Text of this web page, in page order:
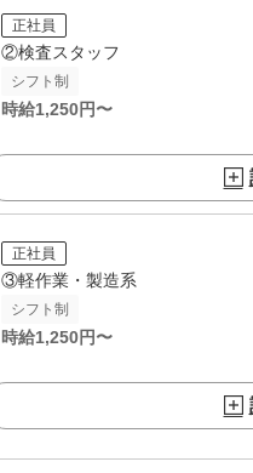
正社員
②検査スタッフ
シフト制
時給1,250円〜
正社員
③軽作業・製造系
シフト制
時給1,250円〜